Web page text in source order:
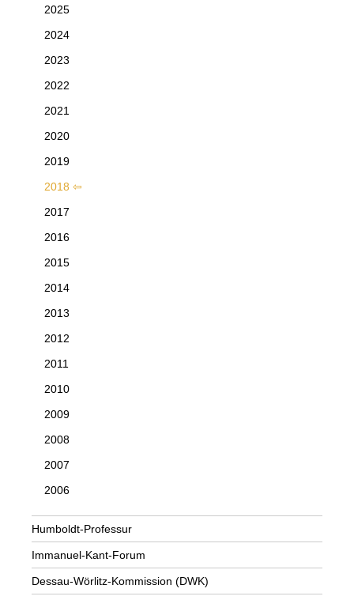
2025
2024
2023
2022
2021
2020
2019
2018
2017
2016
2015
2014
2013
2012
2011
2010
2009
2008
2007
2006
Humboldt-Professur
Immanuel-Kant-Forum
Dessau-Wörlitz-Kommission (DWK)